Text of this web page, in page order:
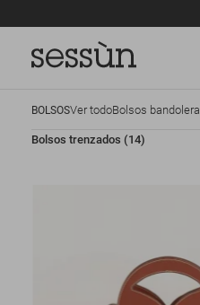
BOLSOSVer todoBolsos bandolera
Bolsos trenzados (14)